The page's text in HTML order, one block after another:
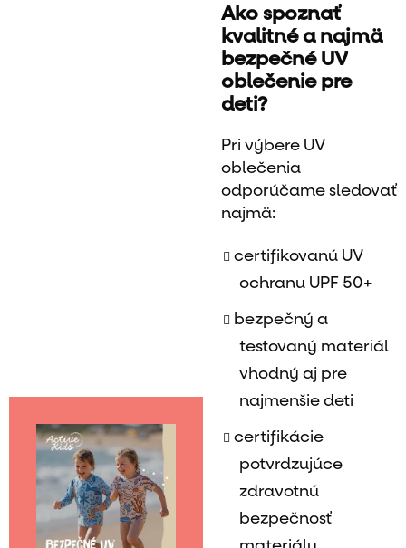
Ako spoznať
kvalitné a najmä
bezpečné UV
oblečenie pre
deti?
Pri výbere UV
oblečenia
odporúčame sledovať
najmä:
certifikovanú UV
ochranu UPF 50+
bezpečný a
testovaný materiál
vhodný aj pre
najmenšie deti
certifikácie
potvrdzujúce
zdravotnú
bezpečnosť